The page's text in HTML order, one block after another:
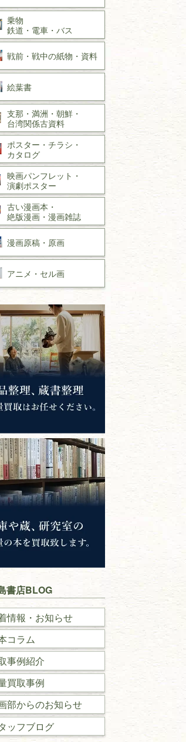
乗物
鉄道・ 電車・ バス
戦前・戦中の紙物・資料
絵葉書
支那・満洲・朝鮮・
台湾関係古資料
ポスター・チラシ・
カタログ
映画パンフレット・
演劇ポスター
古い漫画本・
絶版漫画・漫画雑誌
漫画原稿・ 原画
アニメ・ セル画
書店BLOG
情報・お知らせ
コラム
事例紹介
買取事例
部からのお知らせ
ッフブログ